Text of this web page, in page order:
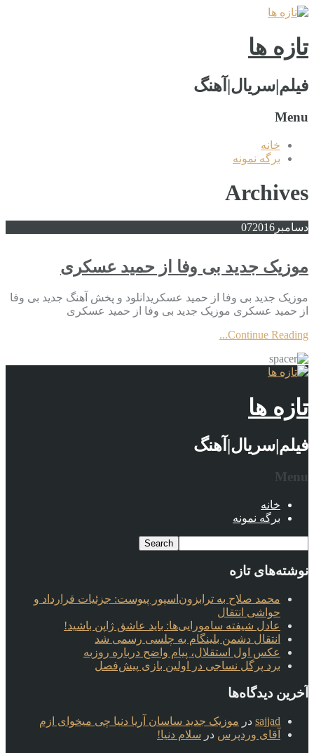
تازه ها
فیلم|سریال|آهنگ
Menu
خانه
برگه نمونه
Archives
دسامبر 072016
موزیک جدید بی وفا از حمید عسکری
موزیک جدید بی وفا از حمید عسکریدانلود و پخش آهنگ جدید بی وفا
از حمید عسکری موزیک جدید بی وفا از حمید عسکری
Continue Reading...
تازه ها
فیلم|سریال|آهنگ
Menu
خانه
برگه نمونه
نوشته‌های تازه
محمد صلاح به ترابزون‌اسپور پیوست: جزئیات قرارداد و
حواشی انتقال
عادل شیفته سامورایی‌ها: باید عاشق ژاپن باشید!
انتقال دشمن بلینگام به چلسی رسمی شد
عکس اول استقلال، پیام واضح درباره روزبه
برد پرگل نساجی در اولین بازی پیش‌فصل
آخرین دیدگاه‌ها
sajjad در موزیک جدید ساسان آریا دنیا چی میخوای ازم
آقای وردپرس در سلام دنیا!